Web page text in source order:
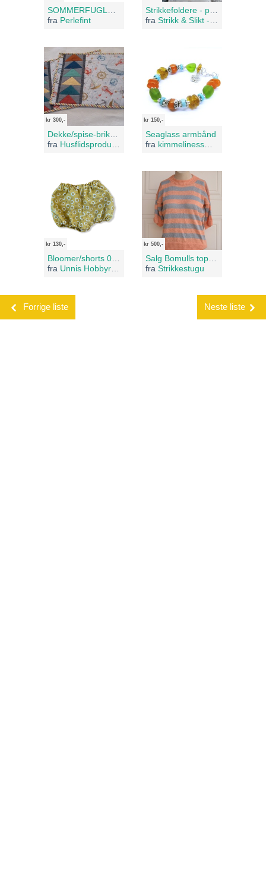
fra Perlefint
fra Strikk & Slikt - Restelager
kr 300,-
fra Husflidsprodukter Ellen Hov
kr 150,-
Seaglass armbånd
fra kimmelinessmykker
kr 130,-
fra Unnis Hobbyrom
kr 500,-
fra Strikkestugu
Forrige liste Neste liste